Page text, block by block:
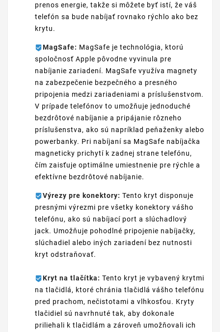
prenos energie, takže si môžete byť istí, že váš
telefón sa bude nabíjať rovnako rýchlo ako bez
krytu.
MagSafe: MagSafe je technológia, ktorú
spoločnosť Apple pôvodne vyvinula pre
nabíjanie zariadení. MagSafe využíva magnety
na zabezpečenie bezpečného a presného
pripojenia medzi zariadeniami a príslušenstvom.
V prípade telefónov to umožňuje jednoduché
bezdrôtové nabíjanie a pripájanie rôzneho
príslušenstva, ako sú napríklad peňaženky alebo
powerbanky. Pri nabíjaní sa MagSafe nabíjačka
magneticky prichytí k zadnej strane telefónu,
čím zaisťuje optimálne umiestnenie pre rýchle a
efektívne bezdrôtové nabíjanie.
Výrezy pre konektory: Tento kryt disponuje
presnými výrezmi pre všetky konektory vášho
telefónu, ako sú nabíjací port a slúchadlový
jack. Umožňuje pohodlné pripojenie nabíjačky,
slúchadiel alebo iných zariadení bez nutnosti
kryt odstraňovať.
Kryt na tlačítka: Tento kryt je vybavený krytmi
na tlačidlá, ktoré chránia tlačidlá vášho telefónu
pred prachom, nečistotami a vlhkosťou. Kryty
tlačidiel sú navrhnuté tak, aby dokonale
priliehali k tlačidlám a zároveň umožňovali ich